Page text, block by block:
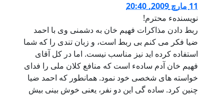
11 مارچ 2009, 20:40
نویسندهء محترم!
ربط دادن مذاکرات فهیم خان به دشمنی وی با احمد
ضیا فکر می کنم بی ربط است، و زبان تندی را که شما
استفاده کرده اید نیز مناسب نیست. اما در کل آقای
فهیم خان آدم سادهء است که منافع کلان ملی را فدای
خواسته های شخصی خود نمود. همانطور که احمد ضیا
چنین کرد. ساده گی این دو نفر، یعنی خوش بینی بیش